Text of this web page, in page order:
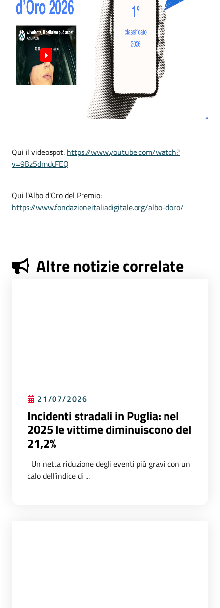
Qui il videospot: https://www.youtube.com/watch?
v=9Bz5dmdcFEQ
Qui l'Albo d'Oro del Premio:
https://www.fondazioneitaliadigitale.org/albo-doro/
Altre notizie correlate
21/07/2026
Incidenti stradali in Puglia: nel
2025 le vittime diminuiscono del
21,2%
Un netta riduzione degli eventi più gravi con un
calo dell’indice di ...